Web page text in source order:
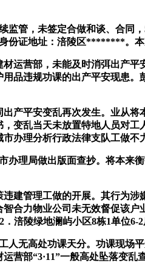
，未签定合做和谈、合同，
份证地址：涪陵区********。本
营部，未能及时消弭出产平
品违规功课的出产平安现患
平安变乱再次发生。业从将
变乱当天未放置特地人员对
办理分析行政法律支队工做不
局做出版面查抄。将本来
管理工做的开展。其行为
合力物业公司未无效督促该
涪陵绿地澜屿小区8栋1单位6-2
无高处功课天分。功课现场
营部“3·11”一般高处坠落变